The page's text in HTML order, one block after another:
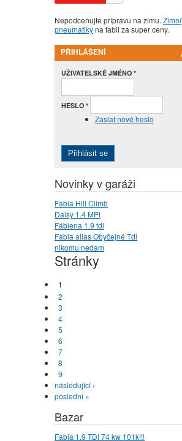
Nepodceňujte přípravu na zimu. Zimní
pneumatikyna fabii za super ceny.
PŘIHLÁŠENÍ
UŽIVATELSKÉ JMÉNO *
HESLO *
Zaslat nové heslo
Novinky v garáži
Fabia Hill Climb
Daisy 1.4 MPi
Fábiena 1.9 tdi
Fabia alias Obyčejné Tdi
nikomu nedam
Stránky
1
2
3
4
5
6
7
8
9
následující ›
poslední »
Bazar
Fabia 1.9 TDI 74 kw 101k!!!